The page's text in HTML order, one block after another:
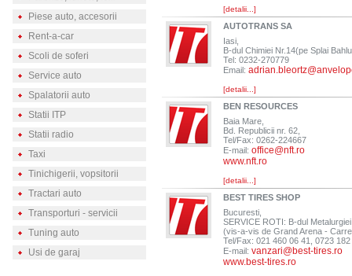
Piese auto, accesorii
Rent-a-car
Scoli de soferi
Service auto
Spalatorii auto
Statii ITP
Statii radio
Taxi
Tinichigerii, vopsitorii
Tractari auto
Transporturi - servicii
Tuning auto
Usi de garaj
[detalii...]
AUTOTRANS SA
Iasi,
B-dul Chimiei Nr.14(pe Splai
Tel: 0232-270779
Email:
[detalii...]
BEN RESOURCES
Baia Mare,
Bd. Republicii nr. 62,
Tel/Fax: 0262-224667
E-mail: office@nft.ro
www.nft.ro
[detalii...]
BEST TIRES SHOP
Bucuresti,
SERVICE ROTI: B-dul
(vis-a-vis de Grand Arena -
Tel/Fax: 021 460 06 41, 0723
E-mail: vanzari@best-tires.ro
www.best-tires.ro